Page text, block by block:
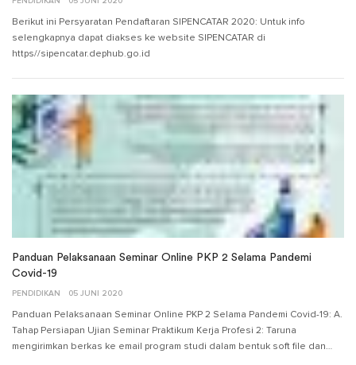
Berikut ini Persyaratan Pendaftaran SIPENCATAR 2020: Untuk info
selengkapnya dapat diakses ke website SIPENCATAR di
https//sipencatar.dephub.go.id
Panduan Pelaksanaan Seminar Online PKP 2 Selama Pandemi
Covid-19
PENDIDIKAN 05 JUNI 2020
Panduan Pelaksanaan Seminar Online PKP 2 Selama Pandemi Covid-19: A.
Tahap Persiapan Ujian Seminar Praktikum Kerja Profesi 2: Taruna
mengirimkan berkas ke email program studi dalam bentuk soft file dan…